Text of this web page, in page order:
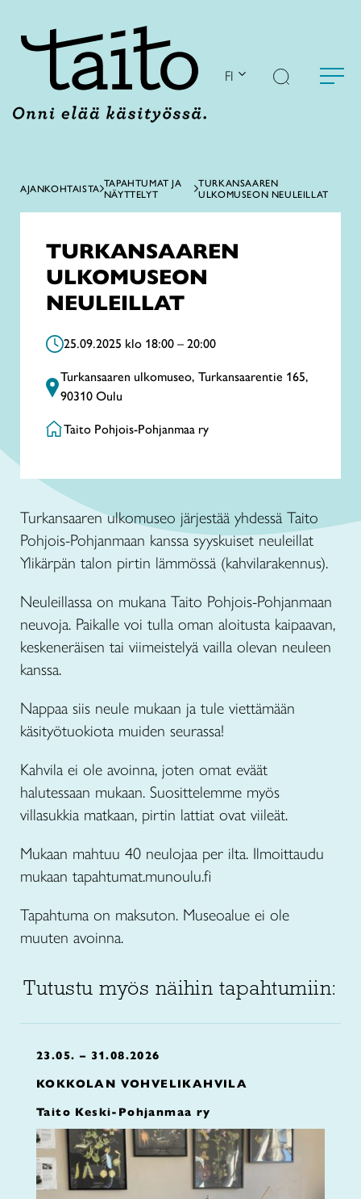
FI
AJANKOHTAISTA TAPAHTUMAT JA
NÄYTTELYT
TURKANSAAREN
ULKOMUSEON NEULEILLAT
TURKANSAAREN
ULKOMUSEON
NEULEILLAT
25.09.2025 klo 18:00 – 20:00
Turkansaaren ulkomuseo, Turkansaarentie 165,
90310 Oulu
Taito Pohjois-Pohjanmaa ry
Turkansaaren ulkomuseo järjestää yhdessä Taito
Pohjois-Pohjanmaan kanssa syyskuiset neuleillat
Ylikärpän talon pirtin lämmössä (kahvilarakennus).
Neuleillassa on mukana Taito Pohjois-Pohjanmaan
neuvoja. Paikalle voi tulla oman aloitusta kaipaavan,
keskeneräisen tai viimeistelyä vailla olevan neuleen
kanssa.
Nappaa siis neule mukaan ja tule viettämään
käsityötuokiota muiden seurassa!
Kahvila ei ole avoinna, joten omat eväät
halutessaan mukaan. Suosittelemme myös
villasukkia matkaan, pirtin lattiat ovat viileät.
Mukaan mahtuu 40 neulojaa per ilta. Ilmoittaudu
mukaan tapahtumat.munoulu.fi
Tapahtuma on maksuton. Museoalue ei ole
muuten avoinna.
Tutustu myös näihin tapahtumiin:
23.05. – 31.08.2026
KOKKOLAN VOHVELIKAHVILA
Taito Keski-Pohjanmaa ry